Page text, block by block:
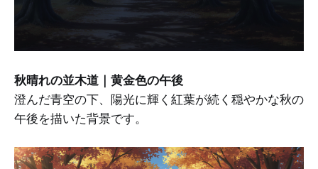
秋晴れの並木道｜黄金色の午後
澄んだ青空の下、陽光に輝く紅葉が続く穏やかな秋の
午後を描いた背景です。